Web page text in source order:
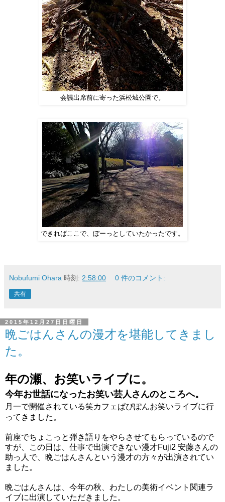
会議出席前に寄った浜松城公園で。
できればここで、ぼーっとしていたかったです。
Nobufumi Ohara 時刻: 2:58:00 0 件のコメント:
共有
2015年12月27日日曜日
晩ごはんさんの漫才を堪能してきまし
た。
年の瀬、お笑いライブに。
今年お世話になったお笑い芸人さんのところへ。
月一で開催されている笑カフェぱぴぽんお笑いライブに行
ってきました。
前座でちょこっと弾き語りをやらさせてもらっているので
すが、この日は、仕事で出演できない漫才Fuji2 安藤さんの
助っ人で、晩ごはんさんという漫才の方々が出演されてい
ました。
晩ごはんさんは、今年の秋、わたしの美術イベント関連ラ
イブに出演していただきました。